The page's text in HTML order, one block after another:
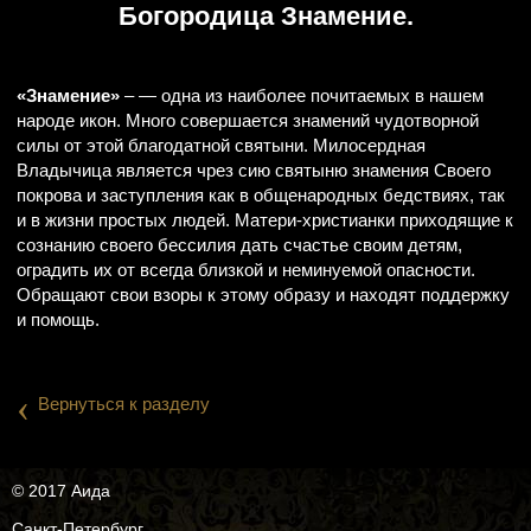
Богородица Знамение.
«Знамение» – — одна из наиболее почитаемых в нашем
народе икон. Много совершается знамений чудотворной
силы от этой благодатной святыни. Милосердная
Владычица является чрез сию святыню знамения Своего
покрова и заступления как в общенародных бедствиях, так
и в жизни простых людей. Матери-христианки приходящие к
сознанию своего бессилия дать счастье своим детям,
оградить их от всегда близкой и неминуемой опасности.
Обращают свои взоры к этому образу и находят поддержку
и помощь.
‹ Вернуться к разделу
© 2017 Аида